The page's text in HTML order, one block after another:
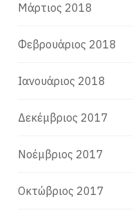
Μάρτιος 2018
Φεβρουάριος 2018
Ιανουάριος 2018
Δεκέμβριος 2017
Νοέμβριος 2017
Οκτώβριος 2017